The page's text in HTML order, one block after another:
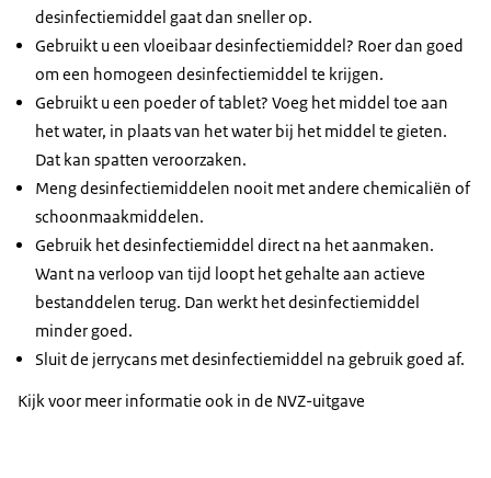
desinfectiemiddel gaat dan sneller op.
Gebruikt u een vloeibaar desinfectiemiddel? Roer dan goed
om een homogeen desinfectiemiddel te krijgen.
Gebruikt u een poeder of tablet? Voeg het middel toe aan
het water, in plaats van het water bij het middel te gieten.
Dat kan spatten veroorzaken.
Meng desinfectiemiddelen nooit met andere chemicaliën of
schoonmaakmiddelen.
Gebruik het desinfectiemiddel direct na het aanmaken.
Want na verloop van tijd loopt het gehalte aan actieve
bestanddelen terug. Dan werkt het desinfectiemiddel
minder goed.
Sluit de jerrycans met desinfectiemiddel na gebruik goed af.
Kijk voor meer informatie ook in de NVZ-uitgave